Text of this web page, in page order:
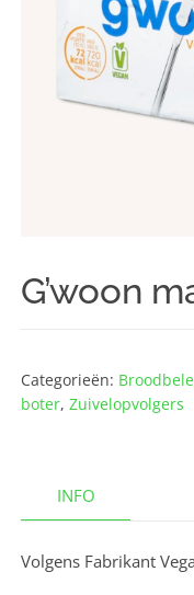
G’woon
Categorieën:
boter,Zuivelopvolgers
INFO
Volgens Fabrikant